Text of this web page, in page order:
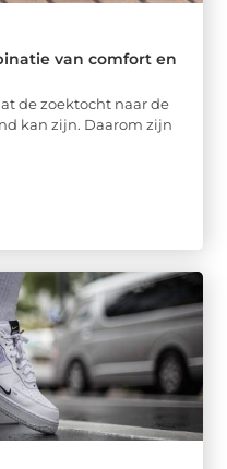
van comfort en
de zoektocht naar de
kan zijn. Daarom zijn